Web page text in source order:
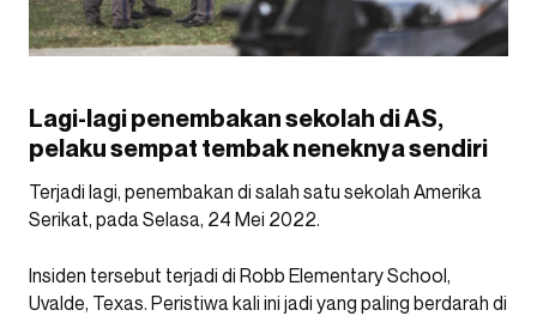
Lagi-lagi penembakan sekolah di AS,
pelaku sempat tembak neneknya sendiri
Terjadi lagi, penembakan di salah satu sekolah Amerika
Serikat, pada Selasa, 24 Mei 2022.
Insiden tersebut terjadi di Robb Elementary School,
Uvalde, Texas. Peristiwa kali ini jadi yang paling berdarah di